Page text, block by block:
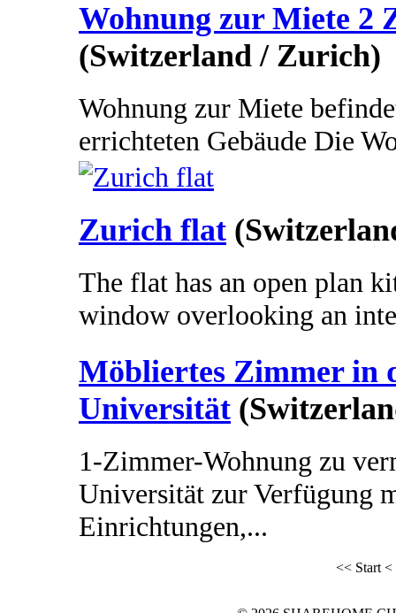
Wohnung zur Miete 2
(Switzerland / Zurich)
Wohnung zur Miete
errichteten Gebäude Die
Zurich flat
The flat has an open plan
window overlooking an
Möbliertes Zimmer in
Universität
1-Zimmer-Wohnung zu
Universität zur Verfügung
Einrichtungen,...
<< Start <